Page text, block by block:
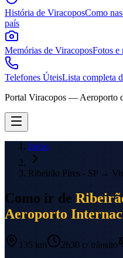
História de ViracoposComo
país
Memórias de ViracoposFotos e
Telefones ÚteisLista completa
Portal Viracopos — Aeroporto
Início
Ribeirão Pires - SP →
Como ir de
Aeroporto
135 km 2h30 c/ trânsito